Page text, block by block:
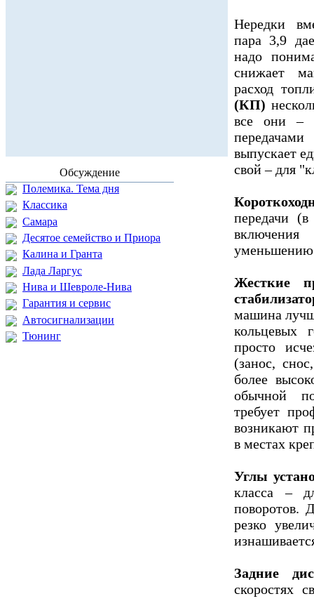
Обсуждение
Полемика. Тема дня
Классика
Самара
Десятое семейство и Приора
Калина и Гранта
Лада Ларгус
Нива и Шевроле-Нива
Гарантия и сервис
Автосигнализации
Тюнинг
Нередки
пара 3,9
надо
снижает
расход
(КП)
все они –
выпускает
свой – для
передачи
включения
уменьшению
Жесткие
машина
кольцевых
просто
(занос,
более
обычной
требует
возникают
в местах
Углы
класса –
поворотов.
резко
Задние
скоростях